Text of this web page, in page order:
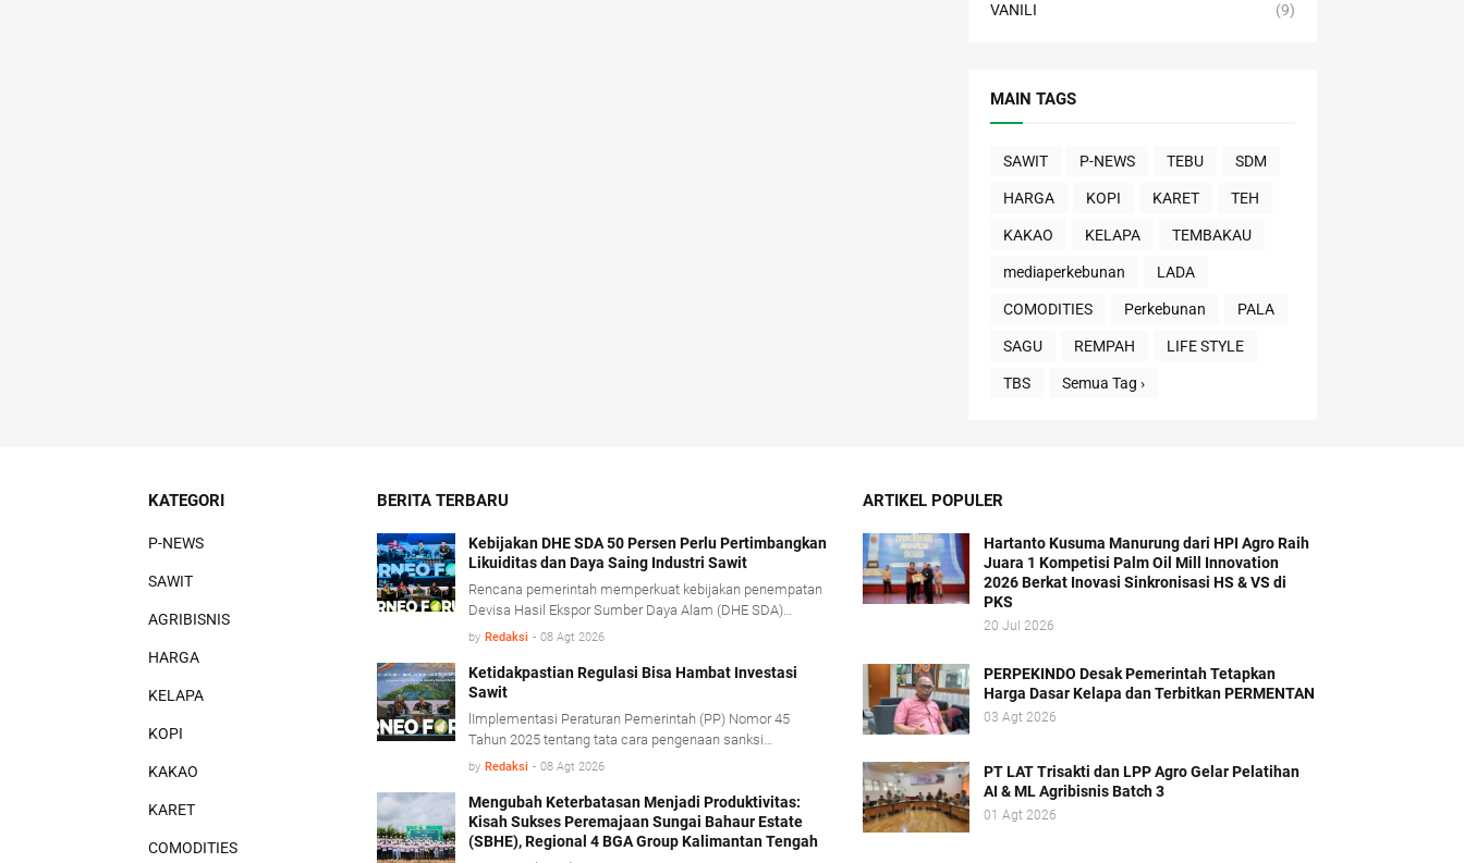
VANILI (9)
MAIN TAGS
SAWIT P-NEWS TEBU SDM
HARGA KOPI KARET TEH
KAKAO KELAPA TEMBAKAU
mediaperkebunan LADA
COMODITIES Perkebunan PALA
SAGU REMPAH LIFE STYLE
TBS Semua Tag ›
KATEGORI
P-NEWS
SAWIT
AGRIBISNIS
HARGA
KELAPA
KOPI
KAKAO
KARET
COMODITIES
BERITA TERBARU
Kebijakan DHE SDA 50 Persen Perlu Pertimbangkan
Likuiditas dan Daya Saing Industri Sawit
Rencana pemerintah memperkuat kebijakan penempatan
Devisa Hasil Ekspor Sumber Daya Alam (DHE SDA)
menjadi 50 persen dinilai perlu mempertimbangkan
sawit.
by Redaksi - 08 Agt 2026
Ketidakpastian Regulasi Bisa Hambat Investasi
Sawit
lImplementasi Peraturan Pemerintah (PP) Nomor 45
Tahun 2025 tentang tata cara pengenaan sanksi
administratif di bidang kehutanan diharapkan mampu
investasi.
by Redaksi - 08 Agt 2026
Mengubah Keterbatasan Menjadi Produktivitas:
Kisah Sukses Peremajaan Sungai Bahaur Estate
(SBHE), Regional 4 BGA Group Kalimantan Tengah
ARTIKEL POPULER
Hartanto Kusuma Manurung dari HPI Agro Raih
Juara 1 Kompetisi Palm Oil Mill Innovation
2026 Berkat Inovasi Sinkronisasi HS & VS di
PKS
20 Jul 2026
PERPEKINDO Desak Pemerintah Tetapkan
Harga Dasar Kelapa dan Terbitkan PERMENTAN
03 Agt 2026
PT LAT Trisakti dan LPP Agro Gelar Pelatihan
AI & ML Agribisnis Batch 3
01 Agt 2026